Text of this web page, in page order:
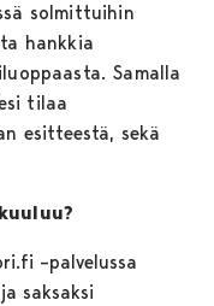
solmittuihin
hankkia
Samalla
tilaa
esitteestä, sekä
–palvelussa
saksaksi